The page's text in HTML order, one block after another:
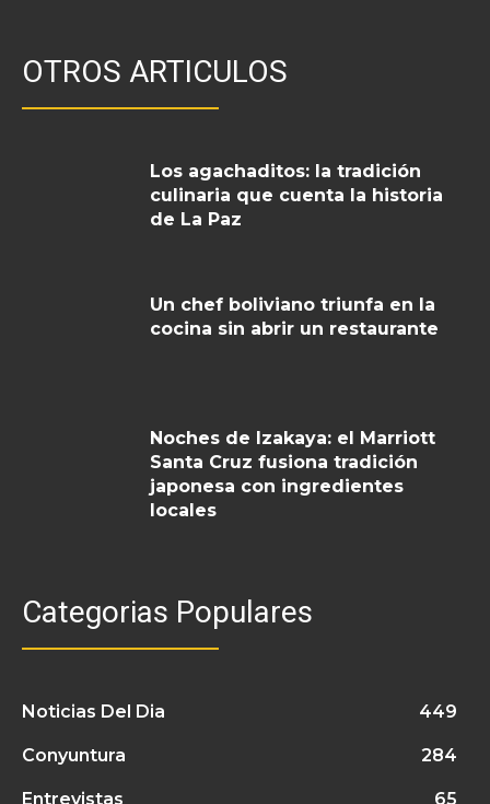
OTROS ARTICULOS
Los agachaditos: la tradición
culinaria que cuenta la historia
de La Paz
Un chef boliviano triunfa en la
cocina sin abrir un restaurante
Noches de Izakaya: el Marriott
Santa Cruz fusiona tradición
japonesa con ingredientes
locales
Categorias Populares
Noticias Del Dia 449
Conyuntura 284
Entrevistas 65